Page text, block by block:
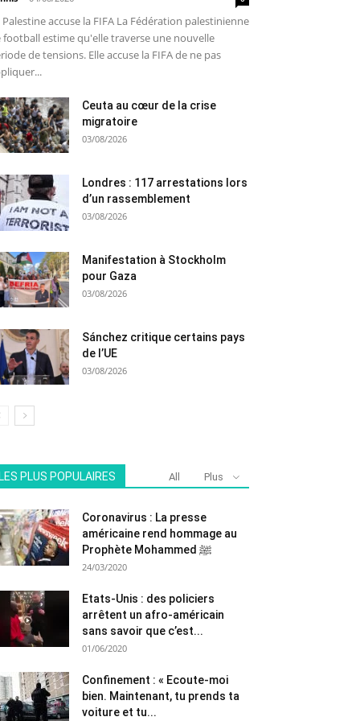
Palestine accuse la FIFA La Fédération palestinienne
football estime qu'elle traverse une nouvelle
de tensions. Elle accuse la FIFA de ne pas
Ceuta au cœur de la crise
migratoire
03/08/2026
Londres : 117 arrestations lors
d’un rassemblement
03/08/2026
Manifestation à Stockholm
pour Gaza
03/08/2026
Sánchez critique certains pays
de l’UE
03/08/2026
LES PLUS POPULAIRES All Plus
Coronavirus : La presse
américaine rend hommage au
Prophète Mohammed ﷺ
24/03/2020
Etats-Unis : des policiers
arrêtent un afro-américain
sans savoir que c’est...
01/06/2020
Confinement : « Ecoute-moi
bien. Maintenant, tu prends ta
voiture et tu...